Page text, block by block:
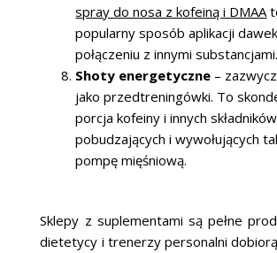
spray do nosa z kofeiną i DMAA
popularny sposób aplikacji
połączeniu z innymi substancjami.
Shoty energetyczne –
jako przedtreningówki. To
porcja kofeiny i innych składników
pobudzających i wywołujących
pompę mięśniową.
Sklepy z suplementami są pełne
dietetycy i trenerzy personalni